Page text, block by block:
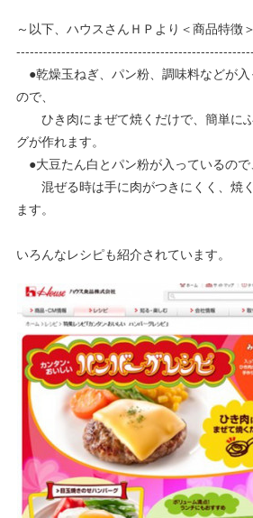
～以下、ハウスさんＨＰより＜商品特徴＞
●乾燥玉ねぎ、パン粉、調味料などが
ので、
ひき肉にまぜて焼くだけで、簡単に
グが作れます。
●大豆たん白とパン粉が入っているので
混ぜる時は手に肉がつきにくく、焼
ます。
いろんなレシピも紹介されています。